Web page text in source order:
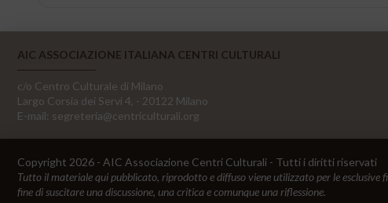
AIC ASSOCIAZIONE ITALIANA CENTRI CULTURALI
c/o Centro Culturale di Milano
Largo Corsia dei Servi 4, - 20122 Milano
E-mail: segreteria@centriculturali.org
Copyright 2026 - AIC Associazione Centri Culturali - Tutti i diritti riservati
Tutto il materiale qui pubblicato, riprodotto e diffuso viene utilizzato per le esclusive
fine di suscitare una discussione, una critica e comunque una riflessione.